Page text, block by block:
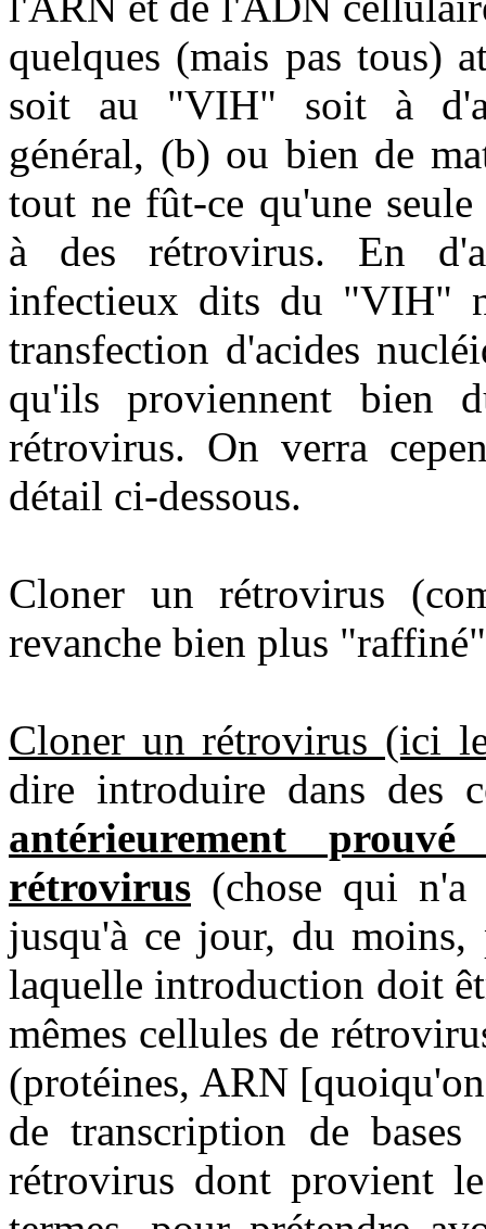
quelques (mais pas tous)
soit au "VIH" soit à
général, (b) ou bien de
tout ne fût-ce qu'une
à des rétrovirus. En
infectieux dits du "VIH"
transfection d'acides
qu'ils proviennent bien
rétrovirus. On verra
détail ci-dessous.
Cloner un rétrovirus
revanche bien plus
Cloner un rétrovirus (ici
dire introduire dans des
antérieurement
rétrovirus (chose qui n'a
jusqu'à ce jour, du
laquelle introduction doit
mêmes cellules de
(protéines, ARN
de transcription de
rétrovirus dont provient